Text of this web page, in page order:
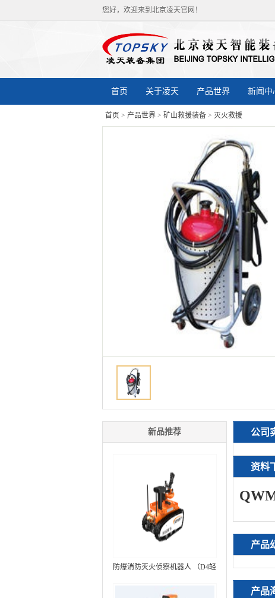
您好，欢迎来到北京凌天官网！
首页 关于凌天 产品世界 新闻中
首页 > 产品世界 > 矿山救援装备 > 灭火救援
新品推荐
防爆消防灭火侦察机器人 （D4轻
公司
资料
产品
产品